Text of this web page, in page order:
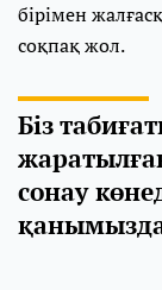
бірімен
соқпақ жол.
Біз
сонау
қанымызда